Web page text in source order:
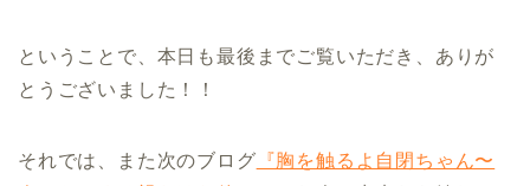
ということで、本日も最後までご覧いただき、ありが
とうございました！！
それでは、また次のブログ 『胸を触るよ自閉ちゃん〜